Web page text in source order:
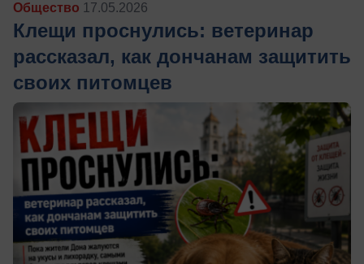
Общество 17.05.2026
Клещи проснулись: ветеринар
рассказал, как дончанам защитить
своих питомцев